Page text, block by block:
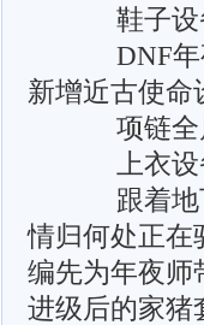
鞋子设
DNF年夜
新增近古使命
项链全
上衣设
跟着地下
情归何处正在
编先为年夜师
进级后的家猪